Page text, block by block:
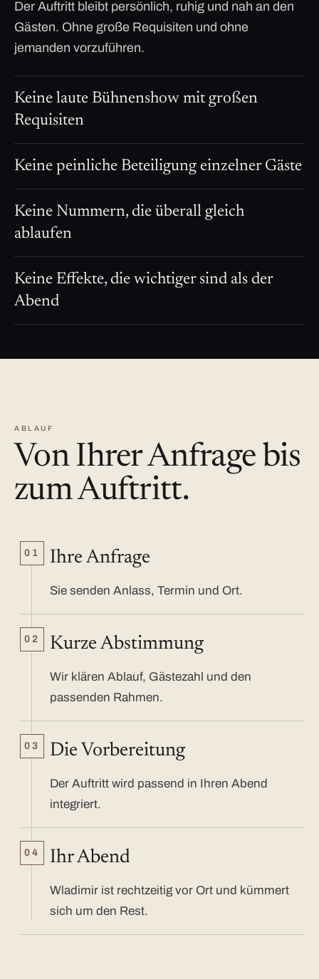
Der Auftritt bleibt persönlich, ruhig und nah an den
Gästen. Ohne große Requisiten und ohne
jemanden vorzuführen.
Keine laute Bühnenshow mit großen
Requisiten
Keine peinliche Beteiligung einzelner Gäste
Keine Nummern, die überall gleich
ablaufen
Keine Effekte, die wichtiger sind als der
Abend
ABLAUF
Von Ihrer Anfrage bis
zum Auftritt.
01 Ihre Anfrage
Sie senden Anlass, Termin und Ort.
02 Kurze Abstimmung
Wir klären Ablauf, Gästezahl und den
passenden Rahmen.
03 Die Vorbereitung
Der Auftritt wird passend in Ihren Abend
integriert.
04 Ihr Abend
Wladimir ist rechtzeitig vor Ort und kümmert
sich um den Rest.